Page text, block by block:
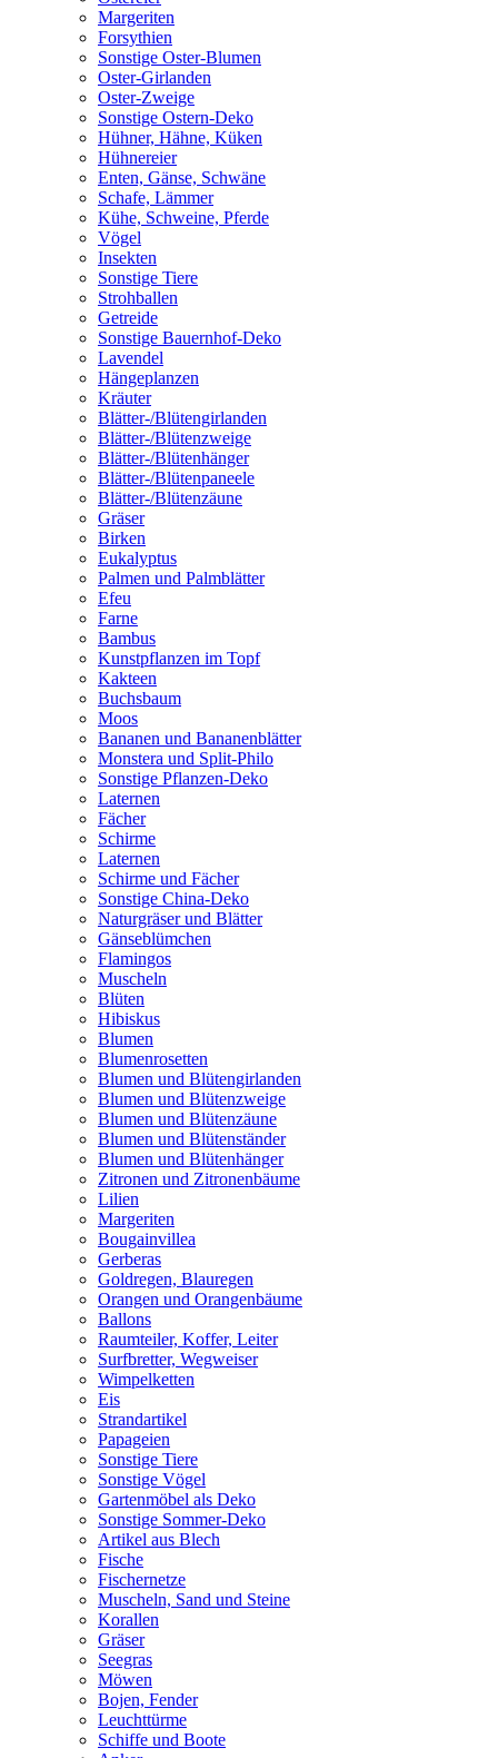
Margeriten
Forsythien
Sonstige Oster-Blumen
Oster-Girlanden
Oster-Zweige
Sonstige Ostern-Deko
Hühner, Hähne, Küken
Hühnereier
Enten, Gänse, Schwäne
Schafe, Lämmer
Kühe, Schweine, Pferde
Vögel
Insekten
Sonstige Tiere
Strohballen
Getreide
Sonstige Bauernhof-Deko
Lavendel
Hängeplanzen
Kräuter
Blätter-/Blütengirlanden
Blätter-/Blütenzweige
Blätter-/Blütenhänger
Blätter-/Blütenpaneele
Blätter-/Blütenzäune
Gräser
Birken
Eukalyptus
Palmen und Palmblätter
Efeu
Farne
Bambus
Kunstpflanzen im Topf
Kakteen
Buchsbaum
Moos
Bananen und Bananenblätter
Monstera und Split-Philo
Sonstige Pflanzen-Deko
Laternen
Fächer
Schirme
Laternen
Schirme und Fächer
Sonstige China-Deko
Naturgräser und Blätter
Gänseblümchen
Flamingos
Muscheln
Blüten
Hibiskus
Blumen
Blumenrosetten
Blumen und Blütengirlanden
Blumen und Blütenzweige
Blumen und Blütenzäune
Blumen und Blütenständer
Blumen und Blütenhänger
Zitronen und Zitronenbäume
Lilien
Margeriten
Bougainvillea
Gerberas
Goldregen, Blauregen
Orangen und Orangenbäume
Ballons
Raumteiler, Koffer, Leiter
Surfbretter, Wegweiser
Wimpelketten
Eis
Strandartikel
Papageien
Sonstige Tiere
Sonstige Vögel
Gartenmöbel als Deko
Sonstige Sommer-Deko
Artikel aus Blech
Fische
Fischernetze
Muscheln, Sand und Steine
Korallen
Gräser
Seegras
Möwen
Bojen, Fender
Leuchttürme
Schiffe und Boote